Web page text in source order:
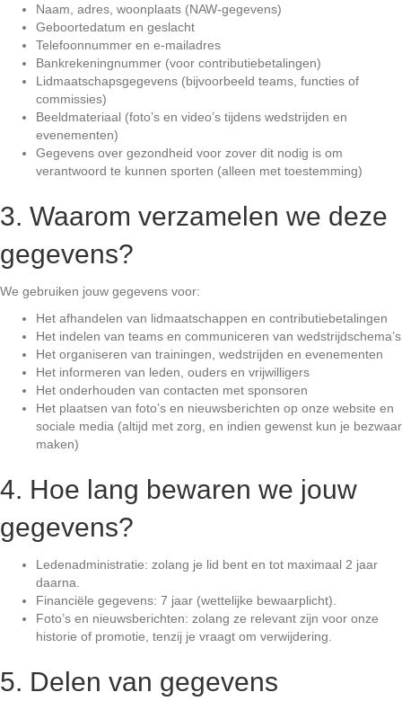
Naam, adres, woonplaats (NAW-gegevens)
Geboortedatum en geslacht
Telefoonnummer en e-mailadres
Bankrekeningnummer (voor contributiebetalingen)
Lidmaatschapsgegevens (bijvoorbeeld teams, functies of
commissies)
Beeldmateriaal (foto’s en video’s tijdens wedstrijden en
evenementen)
Gegevens over gezondheid voor zover dit nodig is om
verantwoord te kunnen sporten (alleen met toestemming)
3. Waarom verzamelen we deze
gegevens?
We gebruiken jouw gegevens voor:
Het afhandelen van lidmaatschappen en contributiebetalingen
Het indelen van teams en communiceren van wedstrijdschema’s
Het organiseren van trainingen, wedstrijden en evenementen
Het informeren van leden, ouders en vrijwilligers
Het onderhouden van contacten met sponsoren
Het plaatsen van foto’s en nieuwsberichten op onze website en
sociale media (altijd met zorg, en indien gewenst kun je bezwaar
maken)
4. Hoe lang bewaren we jouw
gegevens?
Ledenadministratie: zolang je lid bent en tot maximaal 2 jaar
daarna.
Financiële gegevens: 7 jaar (wettelijke bewaarplicht).
Foto’s en nieuwsberichten: zolang ze relevant zijn voor onze
historie of promotie, tenzij je vraagt om verwijdering.
5. Delen van gegevens